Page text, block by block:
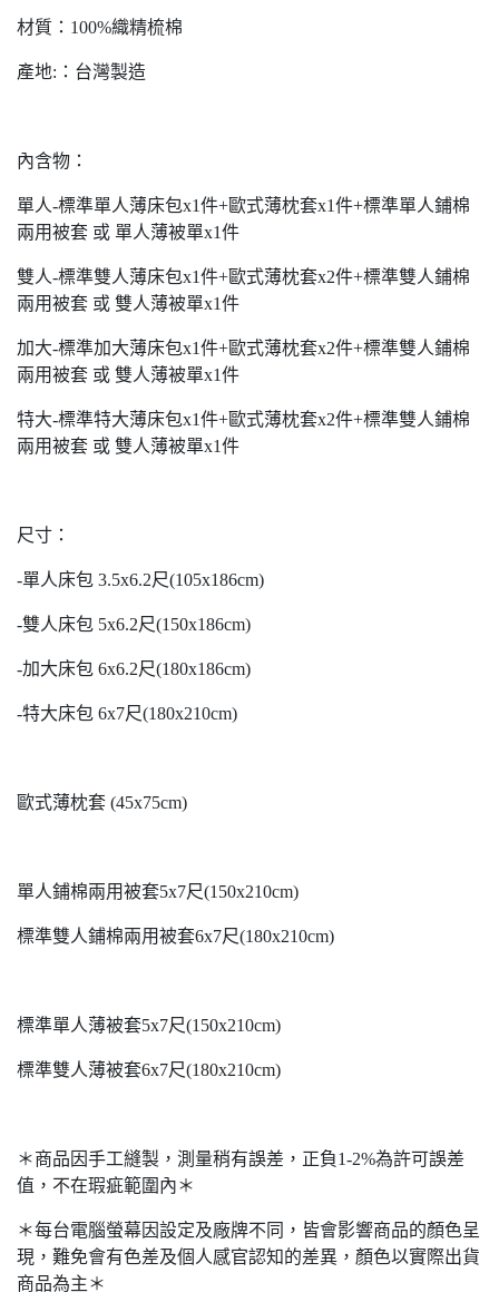
材質：100%織精梳棉
產地:：台灣製造
內含物：
單人-標準單人薄床包x1件+歐式薄枕套x1件+標準單人鋪棉
兩用被套 或 單人薄被單x1件
雙人-標準雙人薄床包x1件+歐式薄枕套x2件+標準雙人鋪棉
兩用被套 或 雙人薄被單x1件
加大-標準加大薄床包x1件+歐式薄枕套x2件+標準雙人鋪棉
兩用被套 或 雙人薄被單x1件
特大-標準特大薄床包x1件+歐式薄枕套x2件+標準雙人鋪棉
兩用被套 或 雙人薄被單x1件
尺寸：
-單人床包 3.5x6.2尺(105x186cm)
-雙人床包 5x6.2尺(150x186cm)
-加大床包 6x6.2尺(180x186cm)
-特大床包 6x7尺(180x210cm)
歐式薄枕套 (45x75cm)
單人鋪棉兩用被套5x7尺(150x210cm)
標準雙人鋪棉兩用被套6x7尺(180x210cm)
標準單人薄被套5x7尺(150x210cm)
標準雙人薄被套6x7尺(180x210cm)
＊商品因手工縫製，測量稍有誤差，正負1-2%為許可誤差
值，不在瑕疵範圍內＊
＊每台電腦螢幕因設定及廠牌不同，皆會影響商品的顏色呈
現，難免會有色差及個人感官認知的差異，顏色以實際出貨
商品為主＊